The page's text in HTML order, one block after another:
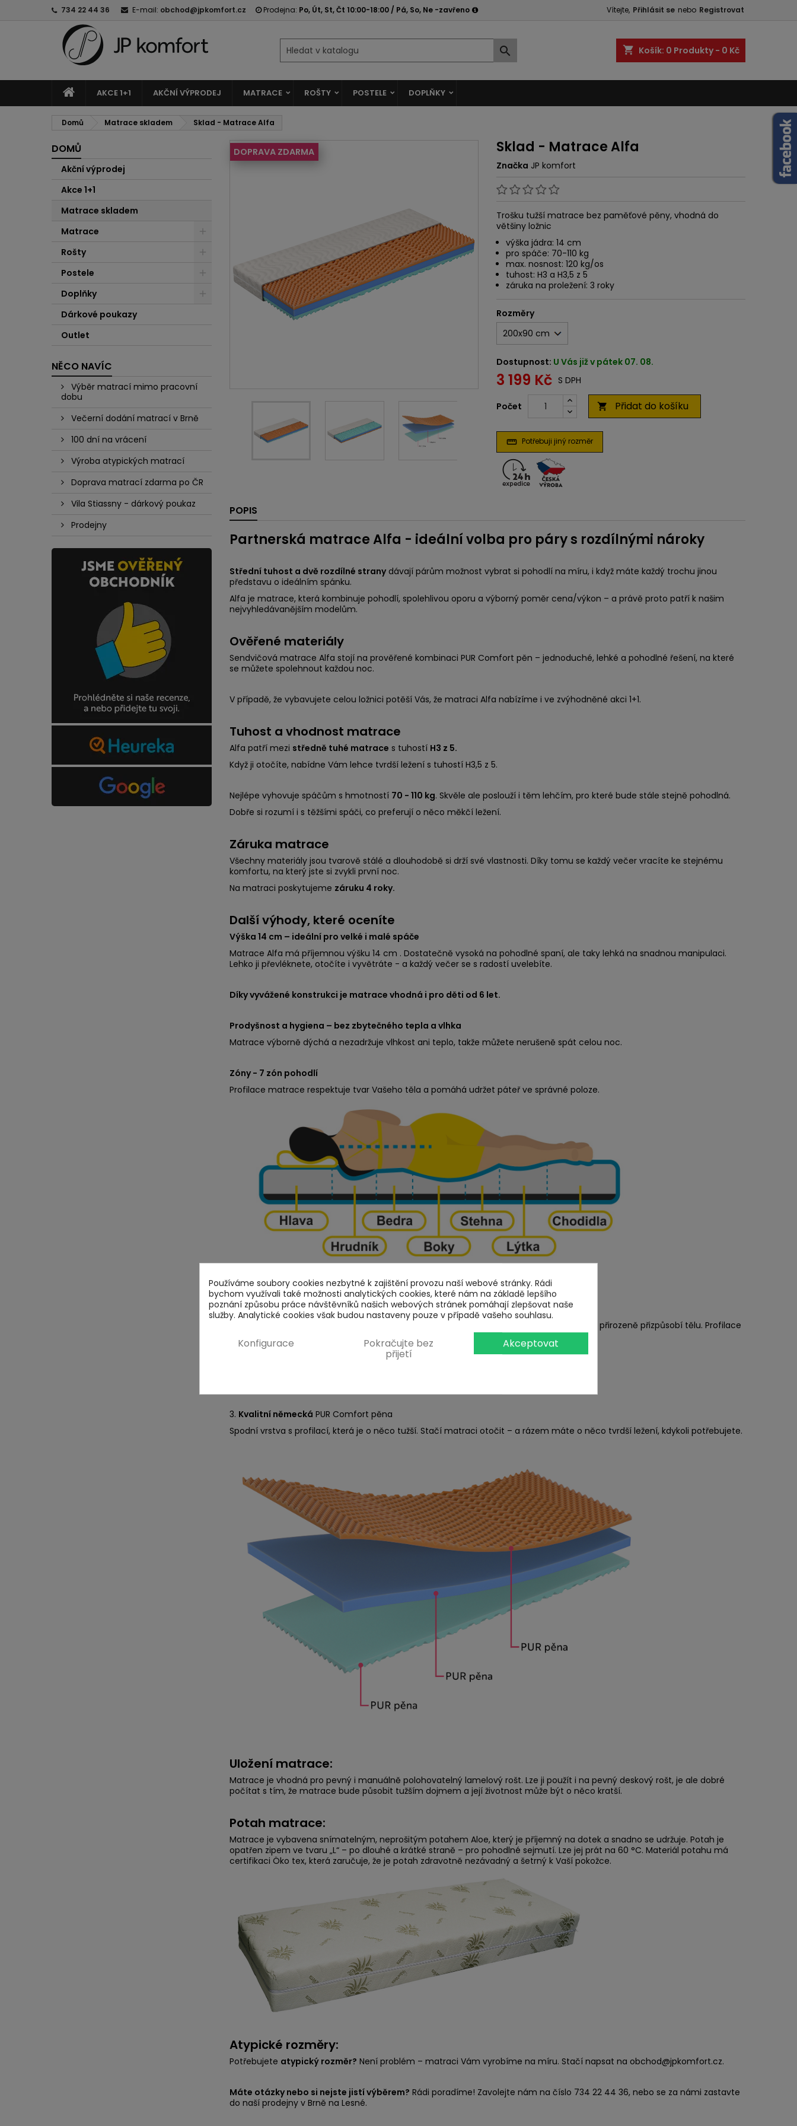
734 22 44 36 E-mail: obchod@jpkomfort.cz Prodejna: Po, Út, St, Čt 10:00-18:00 / Pá, So, Ne -zavřeno Vítejte, Přihlásit se nebo Registrovat
shopping_cart Košík: 0 Produkty - 0 Kč

AKCE 1+1 AKČNÍ VÝPRODEJ MATRACE ROŠTY POSTELE DOPLŇKY
Domů Matrace skladem Sklad - Matrace Alfa
DOMŮ
Akční výprodej
Akce 1+1
Matrace skladem
Matrace
Rošty
Postele
Doplňky
Dárkové poukazy
Outlet
NĚCO NAVÍC
Výběr matrací mimo pracovní
dobu
Večerní dodání matrací v Brně
100 dní na vrácení
Výroba atypických matrací
Doprava matrací zdarma po ČR
Vila Stiassny - dárkový poukaz
Prodejny
DOPRAVA ZDARMA Sklad - Matrace Alfa
Značka JP komfort
Trošku tužší matrace bez paměťové pěny, vhodná do
většiny ložnic
výška jádra: 14 cm
pro spáče: 70-110 kg
max. nosnost: 120 kg/os
tuhost: H3 a H3,5 z 5
záruka na proležení: 3 roky
Rozměry
Dostupnost: U Vás již v pátek 07. 08.
3 199 Kč S DPH
Počet  Přidat do košíku
straighten Potřebuji jiný rozměr
POPIS
Partnerská matrace Alfa - ideální volba pro páry s rozdílnými nároky
Střední tuhost a dvě rozdílné stranydávají párům možnost vybrat si pohodlí na míru, i když máte každý trochu jinou
představu o ideálním spánku.
Alfa je matrace, která kombinuje pohodlí, spolehlivou oporu a výborný poměr cena/výkon – a právě proto patří k našim
nejvyhledávanějším modelům.
Ověřené materiály
Sendvičová matrace Alfa stojí na prověřené kombinaci PUR Comfort pěn – jednoduché, lehké a pohodlné řešení, na které
se můžete spolehnout každou noc.
V případě, že vybavujete celou ložnici potěší Vás, že matraci Alfa nabízíme i ve zvýhodněné akci 1+1.
Tuhost a vhodnost matrace
Alfa patří mezi středně tuhé matrace s tuhostí H3 z 5.
Když ji otočíte, nabídne Vám lehce tvrdší ležení s tuhostí H3,5 z 5.
Nejlépe vyhovuje spáčům s hmotností 70 - 110 kg. Skvěle ale poslouží i těm lehčím, pro které bude stále stejně pohodlná.
Dobře si rozumí i s těžšími spáči, co preferují o něco měkčí ležení.
Záruka matrace
Všechny materiály jsou tvarově stálé a dlouhodobě si drží své vlastnosti. Díky tomu se každý večer vracíte ke stejnému
komfortu, na který jste si zvykli první noc.
Na matraci poskytujeme záruku 4 roky.
Další výhody, které oceníte
Výška 14 cm – ideální pro velké i malé spáče
Matrace Alfa má příjemnou výšku 14 cm . Dostatečně vysoká na pohodlné spaní, ale taky lehká na snadnou manipulaci.
Lehko ji převléknete, otočíte i vyvětráte - a každý večer se s radostí uvelebíte.
Díky vyvážené konstrukci je matrace vhodná i pro děti od 6 let.
Prodyšnost a hygiena – bez zbytečného tepla a vlhka
Matrace výborně dýchá a nezadržuje vlhkost ani teplo, takže můžete nerušeně spát celou noc.
Zóny - 7 zón pohodlí
Profilace matrace respektuje tvar Vašeho těla a pomáhá udržet páteř ve správné poloze.
Složení a vrstvy matrace Alfa
1. Kvalitní německá PUR Comfort pěna
Středně tuhá horní vrstva s masážní profilací. Pružná a příjemně poddajná pěna, která se přirozeně přizpůsobí tělu. Profilace
zvyšuje prodyšnost, dodává ležení lehkost a pomáhá svalům uvolnit se po celém dni.
3. Kvalitní německá PUR Comfort pěna
Spodní vrstva s profilací, která je o něco tužší. Stačí matraci otočit – a rázem máte o něco tvrdší ležení, kdykoli potřebujete.
Uložení matrace:
Matrace je vhodná pro pevný i manuálně polohovatelný lamelový rošt. Lze ji použít i na pevný deskový rošt, je ale dobré
počítat s tím, že matrace bude působit tužším dojmem a její životnost může být o něco kratší.
Potah matrace:
Matrace je vybavena snímatelným, neprošitým potahem Aloe, který je příjemný na dotek a snadno se udržuje. Potah je
opatřen zipem ve tvaru „L“ – po dlouhé a krátké straně – pro pohodlné sejmutí. Lze jej prát na 60 °C. Materiál potahu má
certifikaci Öko tex, která zaručuje, že je potah zdravotně nezávadný a šetrný k Vaší pokožce.
Atypické rozměry:
Potřebujete atypický rozměr? Není problém – matraci Vám vyrobíme na míru. Stačí napsat na obchod@jpkomfort.cz.
Máte otázky nebo si nejste jistí výběrem? Rádi poradíme! Zavolejte nám na číslo 734 22 44 36, nebo se za námi zastavte
do naší prodejny v Brně na Lesné.
Používáme soubory cookies nezbytné k zajištění provozu naší webové stránky. Rádi
bychom využívali také možnosti analytických cookies, které nám na základě lepšího
poznání způsobu práce návštěvníků našich webových stránek pomáhají zlepšovat naše
služby. Analytické cookies však budou nastaveny pouze v případě vašeho souhlasu.
Akceptovat
Pokračujte bez
přijetí
Konfigurace